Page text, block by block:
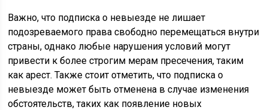
Важно, что подписка о невыезде не лишает
подозреваемого права свободно перемещаться внутри
страны, однако любые нарушения условий могут
привести к более строгим мерам пресечения, таким
как арест. Также стоит отметить, что подписка о
невыезде может быть отменена в случае изменения
обстоятельств, таких как появление новых